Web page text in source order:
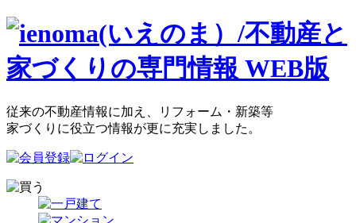
従来の不動産情報に加え、リフォーム・新築等
家づくりに役立つ情報が更に充実しました。